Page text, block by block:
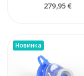
279,95 €
Новинка